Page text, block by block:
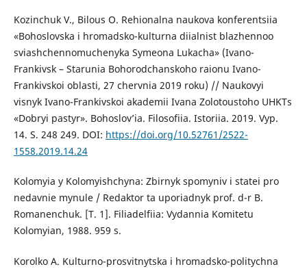
Kozinchuk V., Bilous O. Rehionalna naukova konferentsiia
«Bohoslovska i hromadsko-kulturna diialnist blazhennoo
sviashchennomuchenyka Symeona Lukacha» (Ivano-
Frankivsk – Starunia Bohorodchanskoho raionu Ivano-
Frankivskoi oblasti, 27 chervnia 2019 roku) // Naukovyi
visnyk Ivano-Frankivskoi akademii Ivana Zolotoustoho UHKTs
«Dobryi pastyr». Bohoslov’ia. Filosofiia. Istoriia. 2019. Vyp.
14. S. 248 249. DOI: https://doi.org/10.52761/2522-
1558.2019.14.24
Kolomyia y Kolomyishchyna: Zbirnyk spomyniv i statei pro
nedavnie mynule / Redaktor ta uporiadnyk prof. d-r B.
Romanenchuk. [T. 1]. Filiadelfiia: Vydannia Komitetu
Kolomyian, 1988. 959 s.
Korolko A. Kulturno-prosvitnytska i hromadsko-politychna